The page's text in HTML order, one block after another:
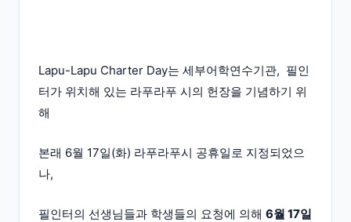
Lapu-Lapu Charter Day는 세부어학연수기관, 필인
터가 위치해 있는 라푸라푸 시의 헌장을 기념하기 위
해
본래 6월 17일(화) 라푸라푸시 공휴일로 지정되었으
나,
필인터의 선생님들과 학생들의 요청에 의해 6월 17일